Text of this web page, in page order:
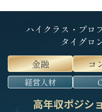
ハイクラス・プロ
タイグロ
金融
コ
経営人材
高年収ポジシ